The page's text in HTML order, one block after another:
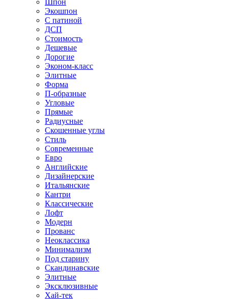
Шпон
Экошпон
С патиной
ДСП
Стоимость
Дешевые
Дорогие
Эконом-класс
Элитные
Форма
П-образные
Угловые
Прямые
Радиусные
Скошенные углы
Стиль
Современные
Евро
Английские
Дизайнерские
Итальянские
Кантри
Классические
Лофт
Модерн
Прованс
Неоклассика
Минимализм
Под старину
Скандинавские
Элитные
Эксклюзивные
Хай-тек